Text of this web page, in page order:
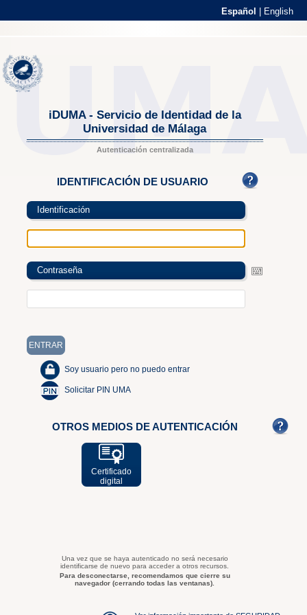
Español English
iDUMA - Servicio de Identidad de la
Universidad de Málaga
Autenticación centralizada
IDENTIFICACIÓN DE USUARIO
Identificación
Contraseña
Soy usuario pero no puedo entrar
Solicitar PIN UMA
OTROS MEDIOS DE AUTENTICACIÓN
Certificado
digital
Una vez que se haya autenticado no será necesario
identificarse de nuevo para acceder a otros recursos.
Para desconectarse, recomendamos que cierre su
navegador (cerrando todas las ventanas).